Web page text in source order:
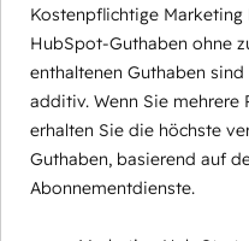
Kostenpflichtige
HubSpot-Guthaben ohne
enthaltenen Guthaben
additiv. Wenn Sie
erhalten Sie die höchste
Guthaben, basierend auf
Abonnementdienste.